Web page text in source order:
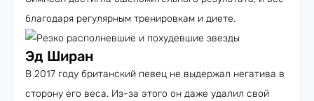
благодаря регулярным тренировкам и диете.
Эд Ширан
В 2017 году британский певец не выдержал негатива в
сторону его веса. Из-за этого он даже удалил свой